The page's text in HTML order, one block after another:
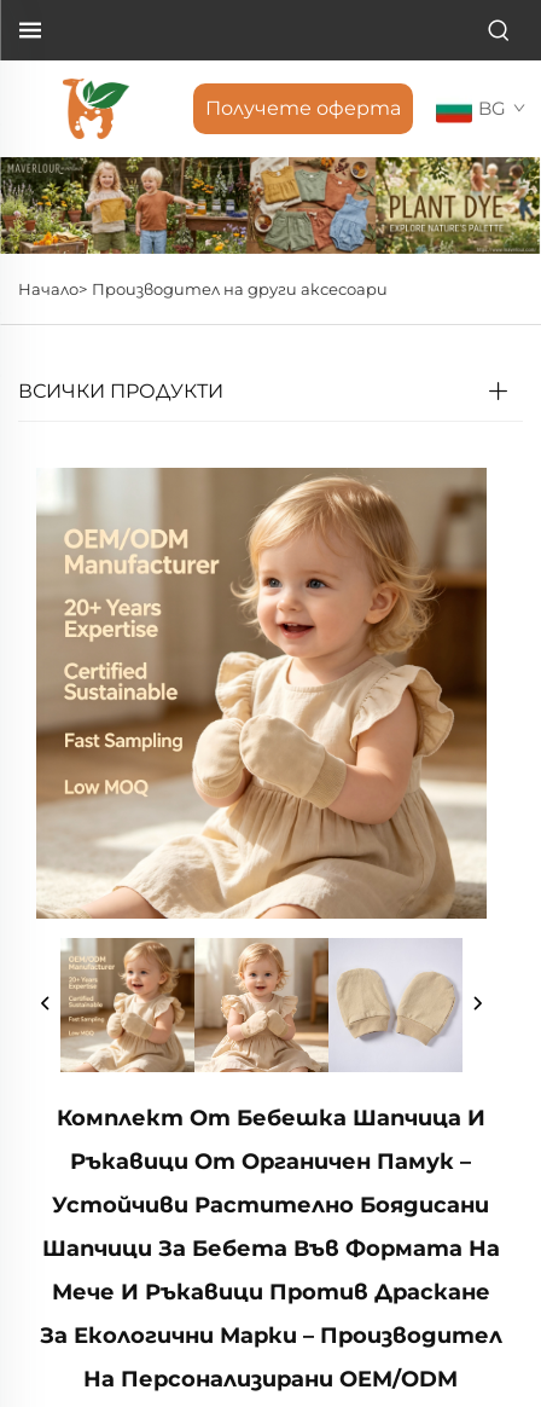
Получете оферта BG
Начало> Производител на други аксесоари
ВСИЧКИ ПРОДУКТИ
Комплект От Бебешка Шапчица И
Ръкавици От Органичен Памук –
Устойчиви Растително Боядисани
Шапчици За Бебета Във Формата На
Мече И Ръкавици Против Драскане
За Екологични Марки – Производител
На Персонализирани OEM/ODM